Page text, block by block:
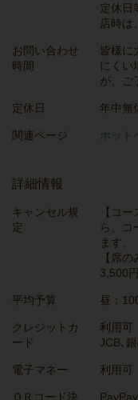
定休日
店時は
お問い合わせ
時間
皆様に
にくい
が、ご
定休日 年中無
関連ページ ホット
詳細情報
キャンセル規
定
【コ
ら、コ
ます。
【席
3,500
平均予算 昼：
クレジットカ
ード
利用可
JCB､銀
電子マネー 利用可
ＱＲコード決